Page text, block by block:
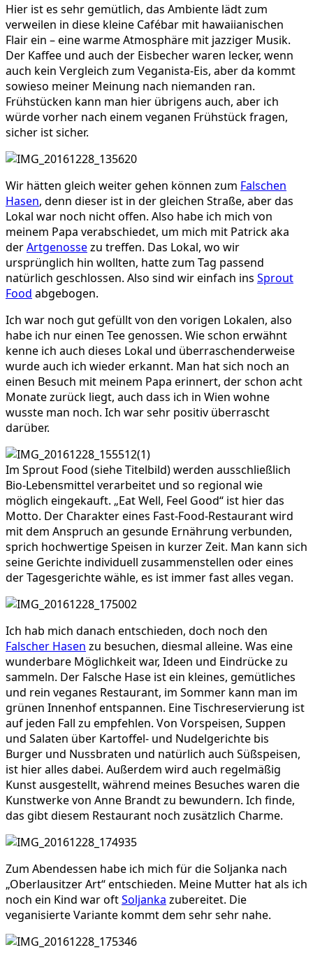
Hier ist es sehr gemütlich, das Ambiente lädt zum
verweilen in diese kleine Cafébar mit hawaiianischen
Flair ein – eine warme Atmosphäre mit jazziger Musik.
Der Kaffee und auch der Eisbecher waren lecker, wenn
auch kein Vergleich zum Veganista-Eis, aber da kommt
sowieso meiner Meinung nach niemanden ran.
Frühstücken kann man hier übrigens auch, aber ich
würde vorher nach einem veganen Frühstück fragen,
sicher ist sicher.
Wir hätten gleich weiter gehen können zum Falschen
Hasen, denn dieser ist in der gleichen Straße, aber das
Lokal war noch nicht offen. Also habe ich mich von
meinem Papa verabschiedet, um mich mit Patrick aka
derArtgenossezu treffen. Das Lokal, wo wir
ursprünglich hin wollten, hatte zum Tag passend
natürlich geschlossen. Also sind wir einfach ins Sprout
Food abgebogen.
Ich war noch gut gefüllt von den vorigen Lokalen, also
habe ich nur einen Tee genossen. Wie schon erwähnt
kenne ich auch dieses Lokal und überraschenderweise
wurde auch ich wieder erkannt. Man hat sich noch an
einen Besuch mit meinem Papa erinnert, der schon acht
Monate zurück liegt, auch dass ich in Wien wohne
wusste man noch. Ich war sehr positiv überrascht
darüber.
Im Sprout Food (siehe Titelbild) werden ausschließlich
Bio-Lebensmittel verarbeitet und so regional wie
möglich eingekauft. „Eat Well, Feel Good“ ist hier das
Motto. Der Charakter eines Fast-Food-Restaurant wird
mit dem Anspruch an gesunde Ernährung verbunden,
sprich hochwertige Speisen in kurzer Zeit. Man kann sich
seine Gerichte individuell zusammenstellen oder eines
der Tagesgerichte wähle, es ist immer fast alles vegan.
Ich hab mich danach entschieden, doch noch den
Falscher Hasen zu besuchen, diesmal alleine. Was eine
wunderbare Möglichkeit war, Ideen und Eindrücke zu
sammeln. Der Falsche Hase ist ein kleines, gemütliches
und rein veganes Restaurant, im Sommer kann man im
grünen Innenhof entspannen. Eine Tischreservierung ist
auf jeden Fall zu empfehlen. Von Vorspeisen, Suppen
und Salaten über Kartoffel- und Nudelgerichte bis
Burger und Nussbraten und natürlich auch Süßspeisen,
ist hier alles dabei. Außerdem wird auch regelmäßig
Kunst ausgestellt, während meines Besuches waren die
Kunstwerke von Anne Brandt zu bewundern. Ich finde,
das gibt diesem Restaurant noch zusätzlich Charme.
Zum Abendessen habe ich mich für die Soljanka nach
„Oberlausitzer Art“ entschieden. Meine Mutter hat als ich
noch ein Kind war oftSoljanka zubereitet. Die
veganisierte Variante kommt dem sehr sehr nahe.